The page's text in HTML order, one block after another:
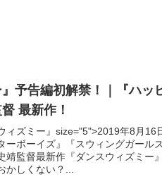
』予告編初解禁！｜『ハッ
最新作！
ィズミー』size="5">2019年8月16
ーボーイズ』『スウィングガール
靖監督最新作『ダンスウィズミー』
かしくない？...